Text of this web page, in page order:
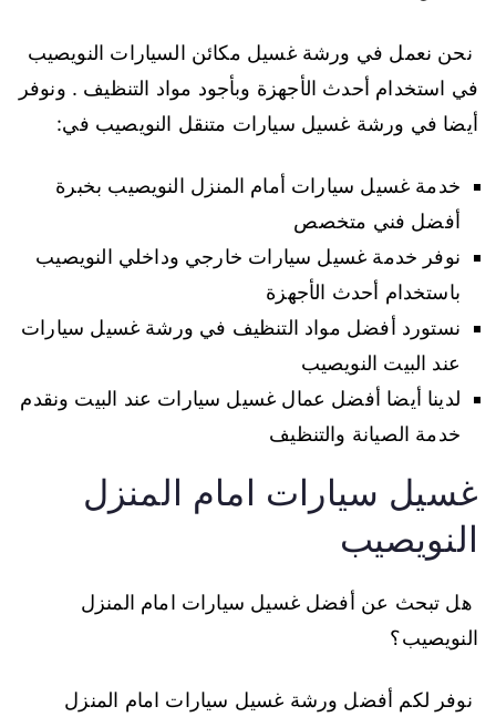
نحن نعمل في ورشة غسيل مكائن السيارات النويصيب
في استخدام أحدث الأجهزة وبأجود مواد التنظيف . ونوفر
أيضا في ورشة غسيل سيارات متنقل النويصيب في:
خدمة غسيل سيارات أمام المنزل النويصيب بخبرة
أفضل فني متخصص
نوفر خدمة غسيل سيارات خارجي وداخلي النويصيب
باستخدام أحدث الأجهزة
نستورد أفضل مواد التنظيف في ورشة غسيل سيارات
عند البيت النويصيب
لدينا أيضا أفضل عمال غسيل سيارات عند البيت ونقدم
خدمة الصيانة والتنظيف
غسيل سيارات امام المنزل
النويصيب
هل تبحث عن أفضل غسيل سيارات امام المنزل
النويصيب؟
نوفر لكم أفضل ورشة غسيل سيارات امام المنزل